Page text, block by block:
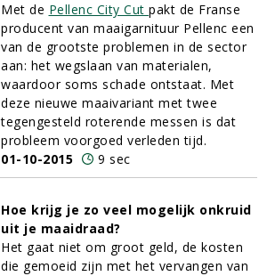
Met de Pellenc City Cut pakt de Franse
producent van maaigarnituur Pellenc een
van de grootste problemen in de sector
aan: het wegslaan van materialen,
waardoor soms schade ontstaat. Met
deze nieuwe maaivariant met twee
tegengesteld roterende messen is dat
probleem voorgoed verleden tijd.
01-10-2015
9 sec
Hoe krijg je zo veel mogelijk onkruid
uit je maaidraad?
Het gaat niet om groot geld, de kosten
die gemoeid zijn met het vervangen van